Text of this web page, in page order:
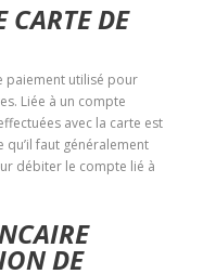
CARTE DE
paiement utilisé pour
Liée à un compte
avec la carte est
faut généralement
débiter le compte lié à
DE